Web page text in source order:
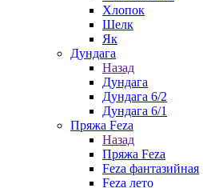
Хлопок
Шелк
Як
Дундага
Назад
Дундага
Дундага 6/2
Дундага 6/1
Пряжа Feza
Назад
Пряжа Feza
Feza фантазийная
Feza лето